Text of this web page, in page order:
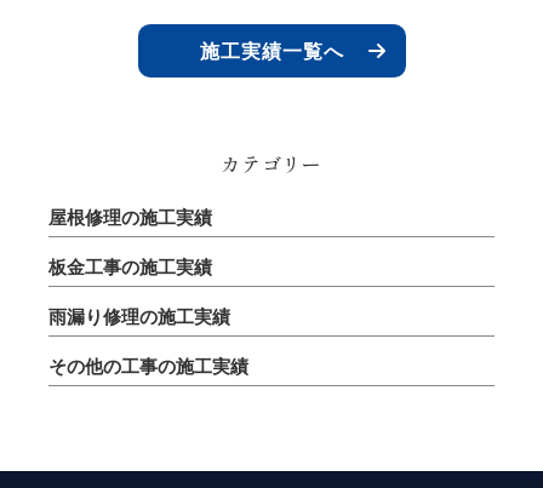
施工実績一覧へ
カテゴリー
屋根修理の施工実績
板金工事の施工実績
雨漏り修理の施工実績
その他の工事の施工実績